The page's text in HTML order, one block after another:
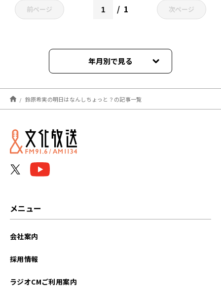
前ページ 1 次ページ
年月別で見る
2026年05月
2026年02月
2025年11月
鈴原希実の明日はなんしちょっと？の記事一覧
メニュー
会社案内
採用情報
ラジオCMご利用案内